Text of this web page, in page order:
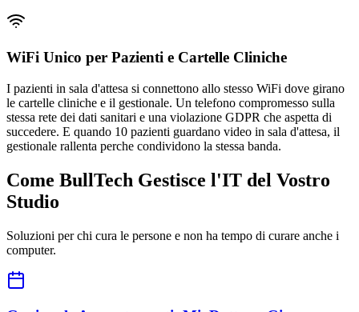
WiFi Unico per Pazienti e Cartelle Cliniche
I pazienti in sala d'attesa si connettono allo stesso WiFi dove girano
le cartelle cliniche e il gestionale. Un telefono compromesso sulla
stessa rete dei dati sanitari e una violazione GDPR che aspetta di
succedere. E quando 10 pazienti guardano video in sala d'attesa, il
gestionale rallenta perche condividono la stessa banda.
Come BullTech Gestisce l'IT del Vostro
Studio
Soluzioni per chi cura le persone e non ha tempo di curare anche i
computer.